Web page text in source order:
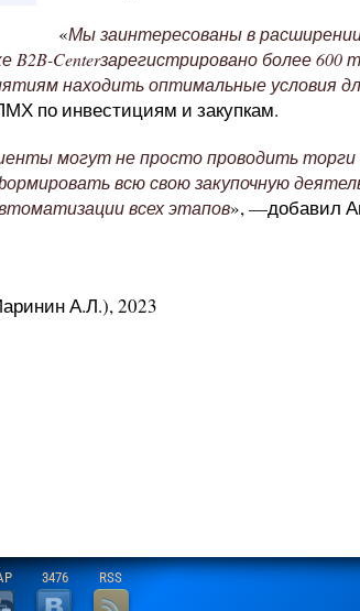
«Мы заинтересованы в
Centerзарегистрировано более 600
находить оптимальные условия
по инвестициям и закупкам.
могут не просто проводить
всю свою закупочную
всех этапов», —добавил
А.Л.), 2023
3476 RSS